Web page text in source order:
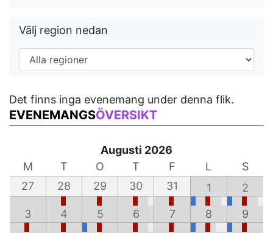
Välj region nedan
Det finns inga evenemang under denna flik.
EVENEMANGSÖVERSIKT
Augusti 2026
M
T O T F L
S
27
28 29 30 31 1 2
3 4 5 6 7 8 9